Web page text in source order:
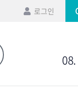
로그인